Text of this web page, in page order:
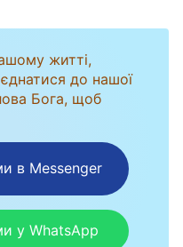
читати лише
житті,
до нашої
Бога, щоб
в Messenger
у WhatsApp